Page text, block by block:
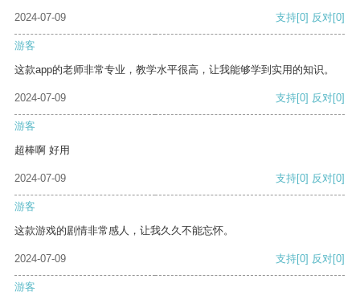
2024-07-09
支持[0] 反对[0]
游客
这款app的老师非常专业，教学水平很高，让我能够学到实用的知识。
2024-07-09 支持[0] 反对[0]
游客
超棒啊 好用
2024-07-09 支持[0] 反对[0]
游客
这款游戏的剧情非常感人，让我久久不能忘怀。
2024-07-09 支持[0] 反对[0]
游客